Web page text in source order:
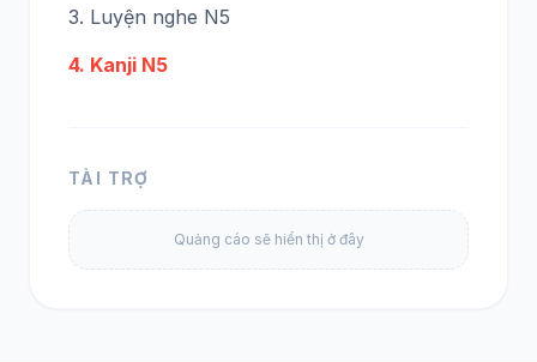
3. Luyện nghe N5
4. Kanji N5
TÀI TRỢ
Quảng cáo sẽ hiển thị ở đây